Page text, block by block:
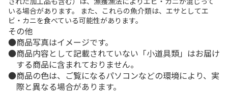
いる場合があります。 また、これらの魚介類は、エサとしてエ
ビ・カニを食べている可能性があります。
その他
商品写真はイメージです。
商品内容として記載されていない「小道具類」はお届け
する商品に含まれておりません。
商品の色は、ご覧になるパソコンなどの環境により、実
際と異なる場合があります。